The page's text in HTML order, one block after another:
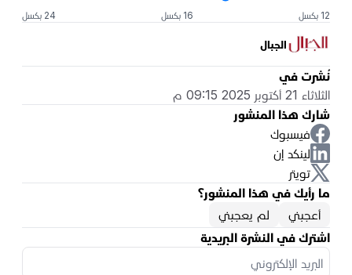
12 بكسل 16 بكسل 24 بكسل
الجبال
نُشرت في
الثلاثاء 21 أكتوبر 2025 09:15 م
شارك هذا المنشور
فيسبوك
لينكد إن
تويتر
ما رأيك في هذا المنشور؟
أعجبني
لم يعجبني
اشترك في النشرة البريدية